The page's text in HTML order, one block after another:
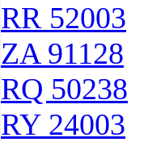
RR 52003
ZA 91128
RQ 50238
RY 24003